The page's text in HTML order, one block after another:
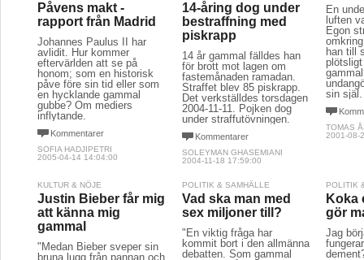
Påvens makt -
rapport från Madrid
Johannes Paulus II har
avlidit. Hur kommer
eftervärlden att se på
honom; som en historisk
påve före sin tid eller som
en hycklande gammal
gubbe? Om mediers
inflytande.
Kommentarer
SOFIA HADJIPETRI
2005-04-14 14:04:00
14-åring dog under
bestraffning med
piskrapp
14 år gammal fälldes han
för brott mot lagen om
fastemånaden ramadan.
Straffet blev 85 piskrapp.
Det verkställdes torsdagen
2004-11-11. Pojken dog
under straffutövningen.
Kommentarer
SOLEYMAN GHASEMIANI
2004-11-18 17:59:00
En
luften
Egon
han till
sin själ.
TOMAS
2001-08-
KULTUR & NÖJE
Justin Bieber får mig
att känna mig
gammal
"Medan Bieber sveper sin
bruna lugg från pannan och
POLITIK & SAMHÄLLE
Vad ska man med
sex miljoner till?
"En viktig fråga har
kommit bort i den allmänna
debatten. Som gammal
POLITIK
Koka
gör
Jag